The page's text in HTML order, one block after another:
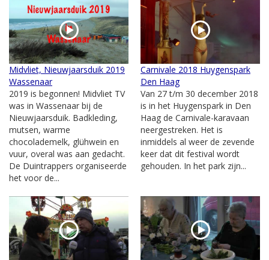
Midvliet, Nieuwjaarsduik 2019
Wassenaar
2019 is begonnen! Midvliet TV
was in Wassenaar bij de
Nieuwjaarsduik. Badkleding,
mutsen, warme
chocolademelk, glühwein en
vuur, overal was aan gedacht.
De Duintrappers organiseerde
het voor de...
Carnivale 2018 Huygenspark
Den Haag
Van 27 t/m 30 december 2018
is in het Huygenspark in Den
Haag de Carnivale-karavaan
neergestreken. Het is
inmiddels al weer de zevende
keer dat dit festival wordt
gehouden. In het park zijn...